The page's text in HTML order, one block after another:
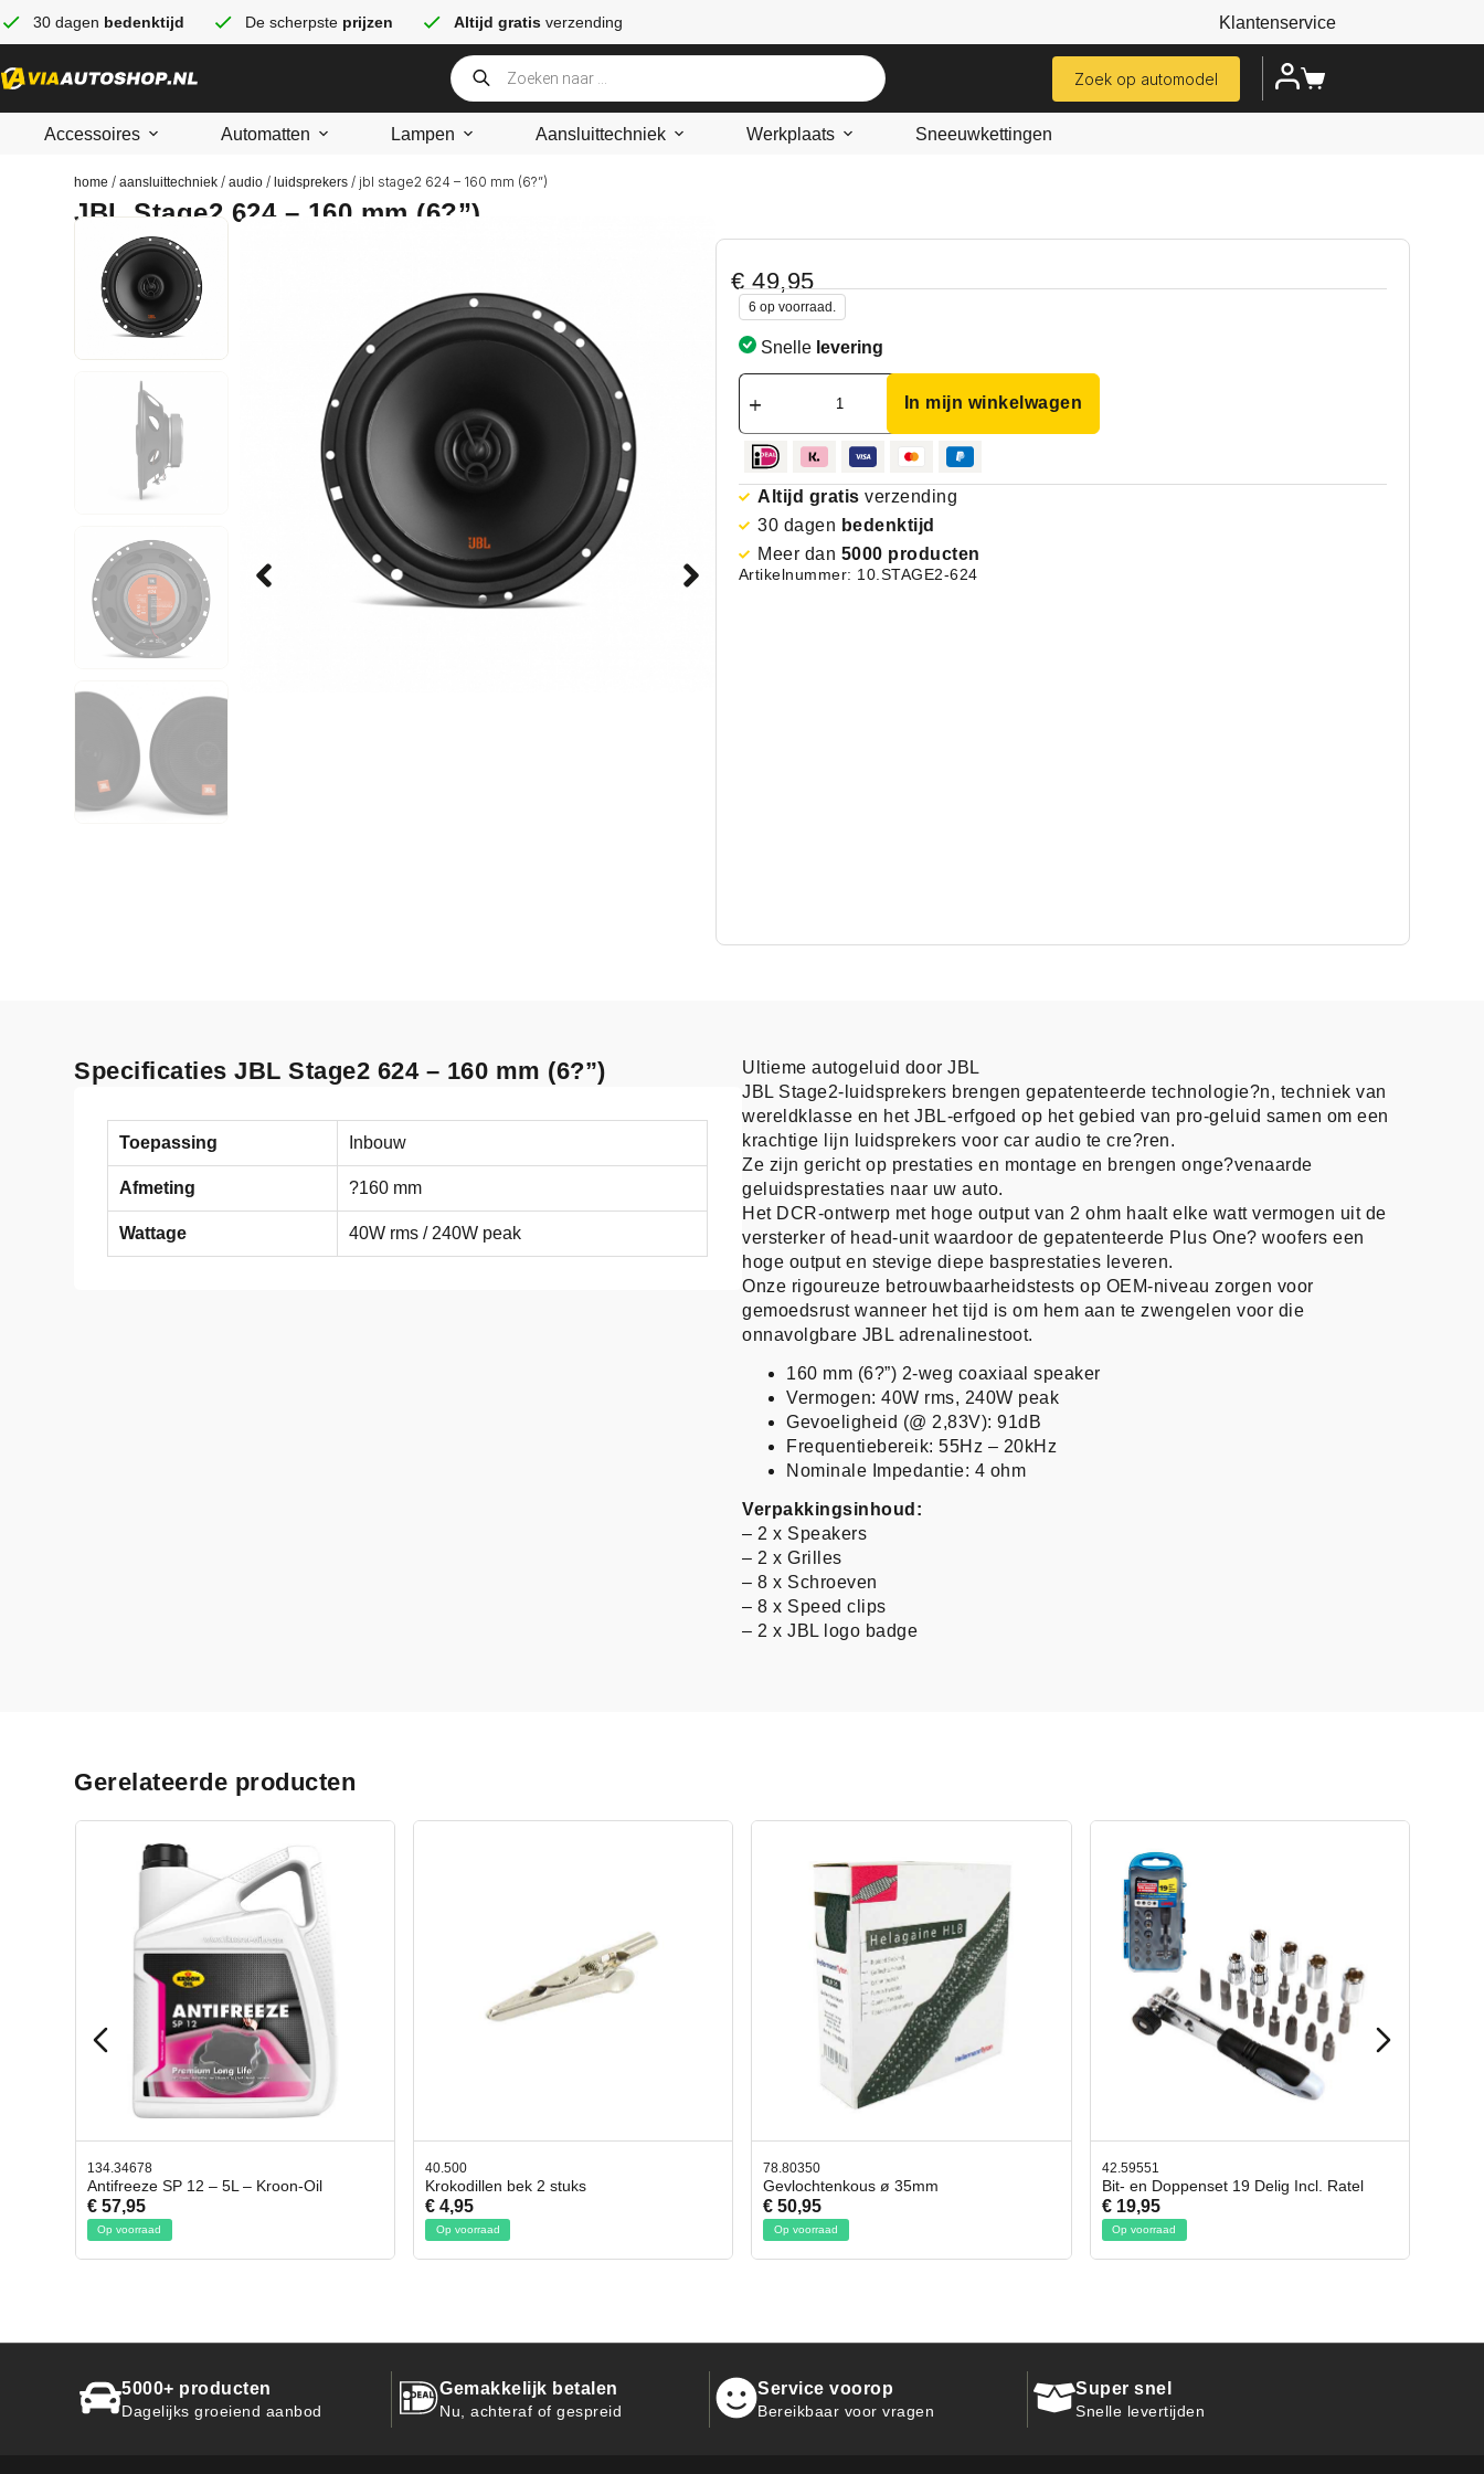
30 dagen bedenktijd De scherpste prijzen Altijd gratis verzending Klantenservice
Zoek op automodel
Accessoires Automatten Lampen Aansluittechniek Werkplaats Sneeuwkettingen
home /aansluittechniek /audio /luidsprekers / jbl stage2 624 – 160 mm (6?”)
JBL Stage2 624 – 160 mm (6?”)
€49,95
6 op voorraad.
Snelle levering
In mijn winkelwagen
Altijd gratis verzending
30 dagen bedenktijd
Meer dan 5000 producten
Artikelnummer: 10.STAGE2-624
Specificaties JBL Stage2 624 – 160 mm (6?”)
Toepassing Inbouw
Afmeting ?160 mm
Wattage 40W rms / 240W peak
Ultieme autogeluid door JBL
JBL Stage2-luidsprekers brengen gepatenteerde technologie?n, techniek van
wereldklasse en het JBL-erfgoed op het gebied van pro-geluid samen om een
krachtige lijn luidsprekers voor car audio te cre?ren.
Ze zijn gericht op prestaties en montage en brengen onge?venaarde
geluidsprestaties naar uw auto.
Het DCR-ontwerp met hoge output van 2 ohm haalt elke watt vermogen uit de
versterker of head-unit waardoor de gepatenteerde Plus One? woofers een
hoge output en stevige diepe basprestaties leveren.
Onze rigoureuze betrouwbaarheidstests op OEM-niveau zorgen voor
gemoedsrust wanneer het tijd is om hem aan te zwengelen voor die
onnavolgbare JBL adrenalinestoot.
160 mm (6?”) 2-weg coaxiaal speaker
Vermogen: 40W rms, 240W peak
Gevoeligheid (@ 2,83V): 91dB
Frequentiebereik: 55Hz – 20kHz
Nominale Impedantie: 4 ohm
Verpakkingsinhoud:
– 2 x Speakers
– 2 x Grilles
– 8 x Schroeven
– 8 x Speed clips
– 2 x JBL logo badge
Gerelateerde producten
40.500
Krokodillen bek 2 stuks
€ 4,95
Op voorraad
78.80350
Gevlochtenkous ø 35mm
€ 50,95
Op voorraad
42.59551
Bit- en Doppenset 19 Delig Incl. Ratel
€ 19,95
Op voorraad
42.65998
Afbreekmes 2 stuks
€ 10,95
Op voorraad
5000+ producten
Dagelijks groeiend aanbod
Gemakkelijk betalen
Nu, achteraf of gespreid
Service voorop
Bereikbaar voor vragen
Super snel
Snelle levertijden